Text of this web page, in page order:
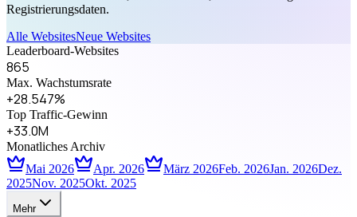
Registrierungsdaten.
Alle WebsitesNeue Websites
Leaderboard-Websites
865
Max. Wachstumsrate
+28.547%
Top Traffic-Gewinn
+33.0M
Monatliches Archiv
Mai 2026
Apr. 2026 März 2026Feb. 2026Jan. 2026Dez.
2025Nov. 2025Okt. 2025
Mehr